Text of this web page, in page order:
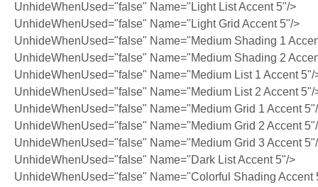
UnhideWhenUsed="false" Name="Light List Accent 5"/>
UnhideWhenUsed="false" Name="Light Grid Accent 5"/>
UnhideWhenUsed="false" Name="Medium Shading 1
UnhideWhenUsed="false" Name="Medium Shading 2
UnhideWhenUsed="false" Name="Medium List 1 Accent 5"/
UnhideWhenUsed="false" Name="Medium List 2 Accent 5"/
UnhideWhenUsed="false" Name="Medium Grid 1 Accent
UnhideWhenUsed="false" Name="Medium Grid 2 Accent
UnhideWhenUsed="false" Name="Medium Grid 3 Accent
UnhideWhenUsed="false" Name="Dark List Accent 5"/>
UnhideWhenUsed="false" Name="Colorful Shading Accent